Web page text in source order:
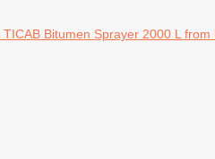
TICAB Bitumen Sprayer 2000 L from